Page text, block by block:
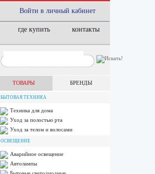
Войти в личный кабинет
где купить контакты
ТОВАРЫ БРЕНДЫ
БЫТОВАЯ ТЕХНИКА
Техника для дома
Уход за полостью рта
Уход за телом и волосами
ОСВЕЩЕНИЕ
Аварийное освещение
Автолампы